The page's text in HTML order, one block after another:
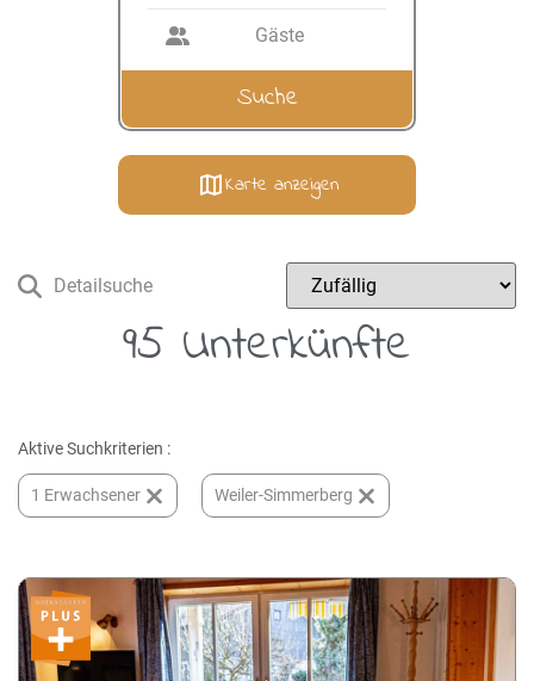
Gäste
Karte anzeigen
Detailsuche
95 Unterkünfte
Aktive Suchkriterien :
1 Erwachsener Weiler-Simmerberg